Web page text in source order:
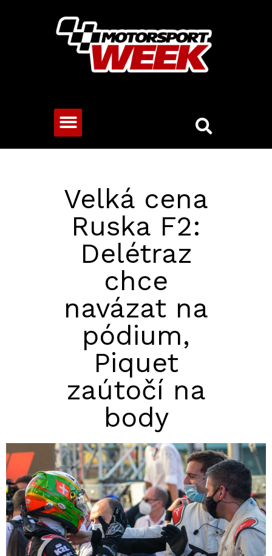
Velká cena
Ruska F2:
Delétraz
chce
navázat na
pódium,
Piquet
zaútočí na
body